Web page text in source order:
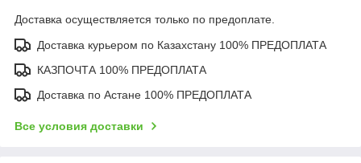
Доставка осуществляется только по предоплате.
Доставка курьером по Казахстану 100% ПРЕДОПЛАТА
КАЗПОЧТА 100% ПРЕДОПЛАТА
Доставка по Астане 100% ПРЕДОПЛАТА
Все условия доставки